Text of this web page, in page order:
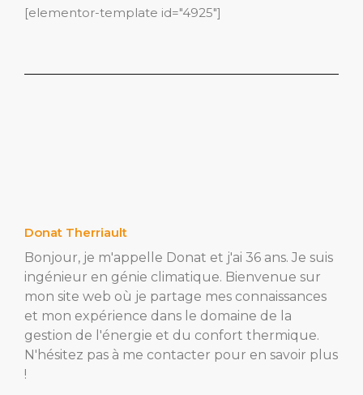
[elementor-template id="4925"]
Donat Therriault
Bonjour, je m'appelle Donat et j'ai 36 ans. Je suis
ingénieur en génie climatique. Bienvenue sur
mon site web où je partage mes connaissances
et mon expérience dans le domaine de la
gestion de l'énergie et du confort thermique.
N'hésitez pas à me contacter pour en savoir plus
!